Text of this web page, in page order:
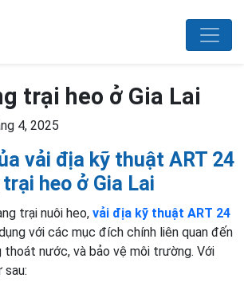
trại heo ở Gia Lai
4, 2025
vải địa kỹ thuật ART 24
heo ở Gia Lai
trại nuôi heo, vải địa kỹ thuật ART 24
với các mục đích chính liên quan đến
thoát nước, và bảo vệ môi trường. Với
sau: